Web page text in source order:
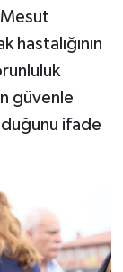
hastalığının
güvenle
ifade